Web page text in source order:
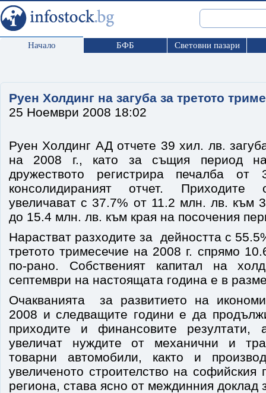
Начало БФБ Световни пазари
Руен Холдинг на загуба за третото
25 Ноември 2008 18:02
Руен Холдинг АД отчете 39 хил. лв.
на 2008 г., като за същия период
дружеството регистрира печалба
консолидираният отчет.
увеличават с 37.7% от 11.2 млн. лв. към
до 15.4 млн. лв. към края на посочения
Нарастват разходите за дейността с
третото тримесечие на 2008 г. спрямо
по-рано. Собственият капитал на
септември на настоящата година е в
Очакванията за развитието на
2008 и следващите години е да
приходите и финансовите резултати,
увеличат нуждите от механични и
товарни автомобили, както и
увеличеното строителство на софийския
региона, става ясно от междинния доклад